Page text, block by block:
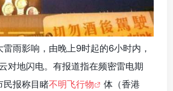
雨影响，由晚上9时起的6小时内，
对地闪电。有报道指在频密雷电期
民报称目睹不明飞行物
体（香港